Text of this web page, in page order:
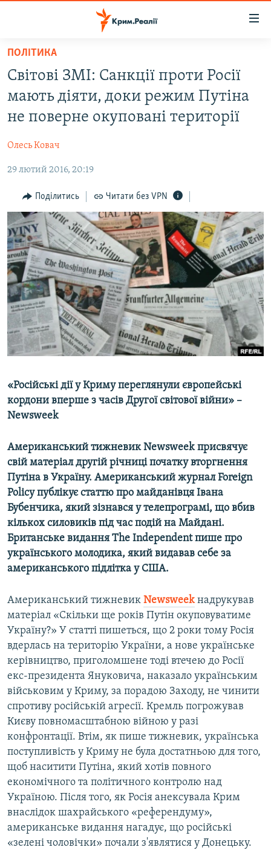
Перейти
основного
матеріалу
до
основної
Перейти
пошуку
БЛОГИ
ПОГЛЯД
ІНТЕРВ'Ю
ВСЕ ЗА ДЕНЬ
СПЕЦПРОЕКТИ
ДЕПОРТАЦІЯ
ВІДЕОУРОКИ «ELIFBE»
СВІДЧЕННЯ ОКУПАЦІЇ
УКРАЇНСЬКА ПРОБЛЕМА КРИМУ
ІНФОГРАФІКА
ЯК ОБІЙТИ БЛОКУВАННЯ
Русский
Qırımtatar
ДОЛУЧАЙСЯ!
Усі сайти RFE/RL
ПОЛІТИКА
Світові ЗМІ: Санкції проти Росії
мають діяти, доки режим Путіна
не поверне окуповані території
Олесь Ковач
29 лютий 2016, 20:19
Поділитись Читати без VPN
«Російські дії у Криму переглянули європейські
кордони вперше з часів Другої світової війни» –
Newsweek
Американський тижневик Newsweek присвячує
свій матеріал другій річниці початку вторгнення
Путіна в Україну. Американський журнал Foreign
Policy публікує статтю про майданівця Івана
Бубенчика, який зізнався у телепрограмі, що вбив
кількох силовиків під час подій на Майдані.
Британське видання The Independent пише про
українського молодика, який видавав себе за
американського підлітка у США.
Американський тижневик Newsweekнадрукував
матеріал «Скільки ще років Путін окуповуватиме
Україну?» У статті пишеться, що 2 роки тому Росія
вдерлась на територію України, а нове українське
керівництво, приголомшене тоді втечею до Росії
екс-президента Януковича, наказало українським
військовим у Криму, за порадою Заходу, не чинити
спротиву російській агресії. Кремль погрожував
Києву повномасштабною війною у разі
конфронтації. Втім, як пише тижневик, українська
поступливість у Криму не була достатньою для того,
щоб наситити Путіна, який хотів повного
економічного та політичного контролю над
Україною. Після того, як Росія анексувала Крим
внаслідок шахрайського «референдуму»,
американське видання нагадує, що російські
«зелені чоловічки» почали з'являтися у Донецьку.